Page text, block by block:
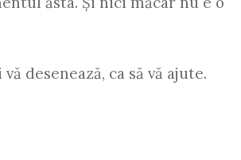
desenează, ca să vă ajute.